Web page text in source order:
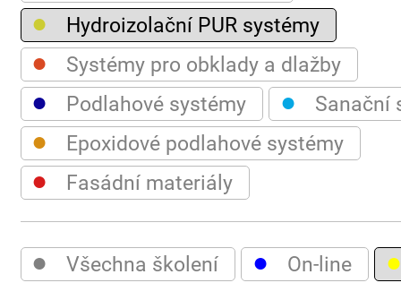
● Hydroizolační PUR systémy
● Systémy pro obklady a dlažby
● Podlahové systémy ● Sanační
● Epoxidové podlahové systémy
● Fasádní materiály
● Všechna školení ● On-line ●